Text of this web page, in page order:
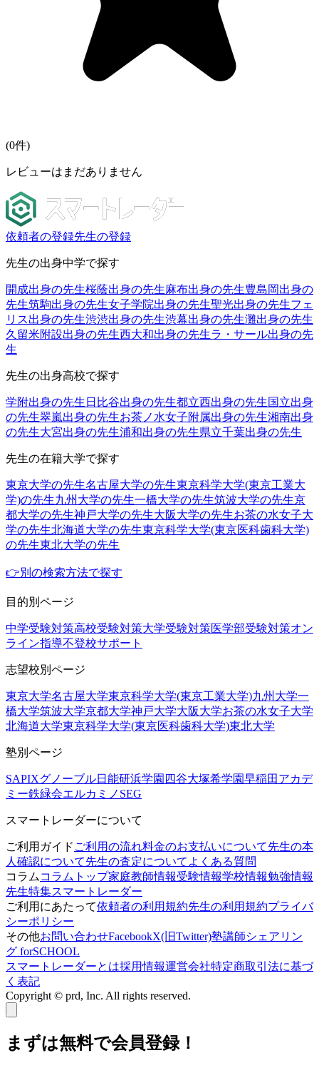
(0件)
レビューはまだありません
依頼者の登録先生の登録
先生の出身中学で探す
開成出身の先生桜蔭出身の先生麻布出身の先生豊島岡出身の
先生筑駒出身の先生女子学院出身の先生聖光出身の先生フェ
リス出身の先生渋渋出身の先生渋幕出身の先生灘出身の先生
久留米附設出身の先生西大和出身の先生ラ・サール出身の先
生
先生の出身高校で探す
学附出身の先生 日比谷出身の先生都立西出身の先生国立出身
の先生翠嵐出身の先生お茶ノ水女子附属出身の先生湘南出身
の先生大宮出身の先生浦和出身の先生県立千葉出身の先生
先生の在籍大学で探す
東京大学の先生名古屋大学の先生東京科学大学(東京工業大
学)の先生九州大学の先生一橋大学の先生筑波大学の先生京
都大学の先生神戸大学の先生大阪大学の先生お茶の水女子大
学の先生北海道大学の先生東京科学大学(東京医科歯科大学)
の先生東北大学の先生
👉別の検索方法で探す
目的別ページ
中学受験対策高校受験対策大学受験対策医学部受験対策オン
ライン指導不登校サポート
志望校別ページ
東京大学名古屋大学東京科学大学(東京工業大学)九州大学一
橋大学筑波大学京都大学神戸大学大阪大学お茶の水女子大学
北海道大学東京科学大学(東京医科歯科大学)東北大学
塾別ページ
SAPIXグノーブル日能研浜学園 四谷大塚希学園早稲田アカデ
ミー鉄緑会エルカミノ SEG
スマートレーダーについて
ご利用ガイド ご利用の流れ料金のお支払いについて先生の本
人確認について先生の査定について よくある質問
コラム コラムトップ家庭教師情報受験情報学校情報勉強情報
先生特集スマートレーダー
ご利用にあたって依頼者の利用規約先生の利用規約プライバ
シーポリシー
その他お問い合わせFacebookX(旧Twitter)塾講師シェアリン
グ forSCHOOL
スマートレーダーとは採用情報運営会社特定商取引法に基づ
く表記
Copyright © prd, Inc. All rights reserved.
まずは無料で会員登録！